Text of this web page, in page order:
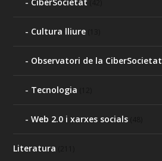
Cultura lliure
Observatori de la CiberSocietat
Tecnologia
Web 2.0 i xarxes socials
Literatura